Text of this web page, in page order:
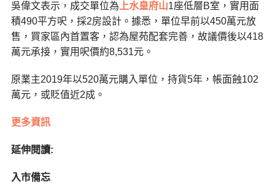
吳偉文表示，成交單位為上水皇府山1座低層B室，實用面
積490平方呎，採2房設計。據悉，單位早前以450萬元放
售，買家區內首置客，認為屋苑配套完善，故議價後以418
萬元承接，實用呎價約8,531元。
原業主2019年以520萬元購入單位，持貨5年，帳面蝕102
萬元，或貶值近2成。
更多資訊
延伸閱讀:
入市備忘